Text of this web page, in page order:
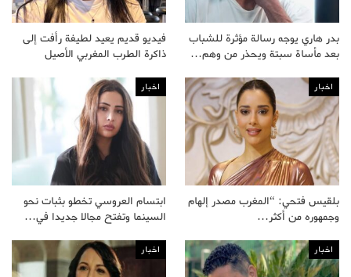
بدر هاري يوجه رسالة مؤثرة للشباب
بعد مأساة سبتة ويحذر من وهم…
فيديو قديم يعيد لطيفة رأفت إلى
ذاكرة الطرب المغربي الأصيل
اخبار
بلقيس فتحي: “المغرب مصدر إلهام
وجمهوره من أكثر…
اخبار
ابتسام العروسي تخطو بثبات نحو
السينما وتفتح مجالا جديدا في…
اخبار اخبار